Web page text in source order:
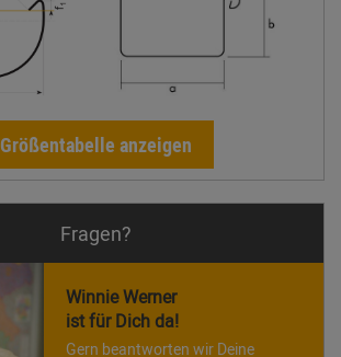
Größentabelle anzeigen
Fragen?
Winnie Werner
ist für Dich da!
Gern beantworten wir Deine